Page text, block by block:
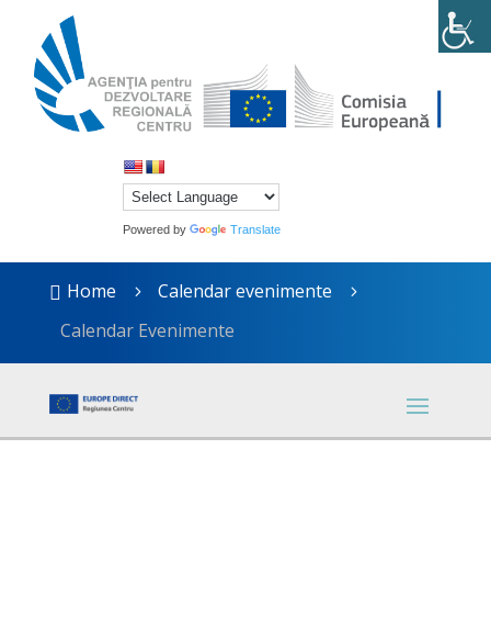
Powered by Translate
 Home 5 Calendar evenimente 5
Calendar Evenimente